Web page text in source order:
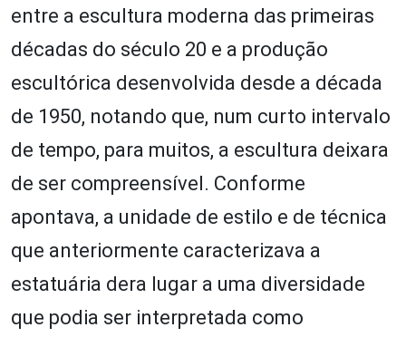
entre a escultura moderna das primeiras
décadas do século 20 e a produção
escultórica desenvolvida desde a década
de 1950, notando que, num curto intervalo
de tempo, para muitos, a escultura deixara
de ser compreensível. Conforme
apontava, a unidade de estilo e de técnica
que anteriormente caracterizava a
estatuária dera lugar a uma diversidade
que podia ser interpretada como